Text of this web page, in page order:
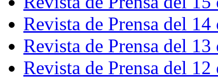
Revista de Prensa del
Revista de Prensa del
Revista de Prensa del